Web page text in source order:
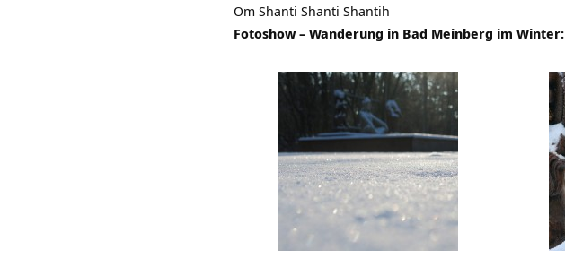
Om Shanti Shanti Shantih
Fotoshow – Wanderung in Bad Meinberg im Winter: